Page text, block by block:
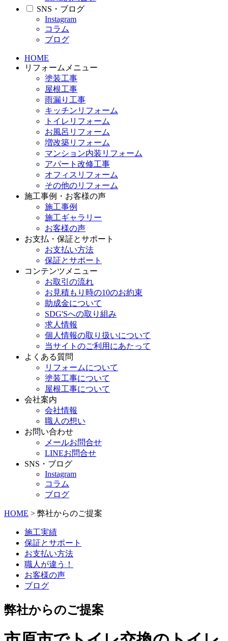
SNS・ブログ
Instagram
コラム
ブログ
HOME
リフォームメニュー
塗装工事
屋根工事
雨漏り工事
キッチンリフォーム
トイレリフォーム
お風呂リフォーム
増改築リフォーム
マンション内装リフォーム
アパート改修工事
オフィスリフォーム
その他のリフォーム
施工事例・お客様の声
施工事例
施工ギャラリー
お客様の声
お支払・保証とサポート
お支払い方法
保証とサポート
コンテンツメニュー
お取引の流れ
お見積もり時の10のお約束
助成金について
SDG'Sへの取り組み
求人情報
個人情報の取り扱いについて
当サイトのご利用にあたって
よくある質問
リフォームについて
塗装工事について
屋根工事について
会社案内
会社情報
職人の想い
お問い合わせ
メールお問合せ
LINEお問合せ
SNS・ブログ
Instagram
コラム
ブログ
HOME > 弊社からのご提案
施工実績
保証とサポート
お支払い方法
職人が違う！
お客様の声
ブログ
弊社からのご提案